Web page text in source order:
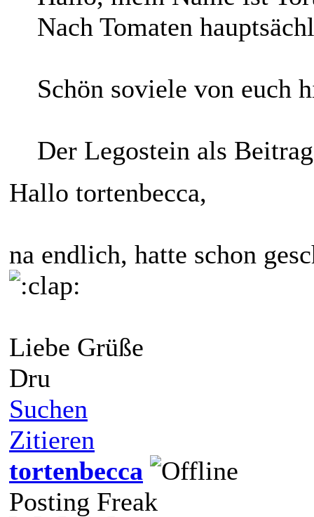
Nach Tomaten
Schön soviele von euch
Der Legostein als
Hallo tortenbecca,
na endlich, hatte schon
Liebe Grüße
Dru
Suchen
Zitieren
tortenbecca
Posting Freak